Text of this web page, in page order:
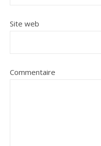
Site web
Commentaire